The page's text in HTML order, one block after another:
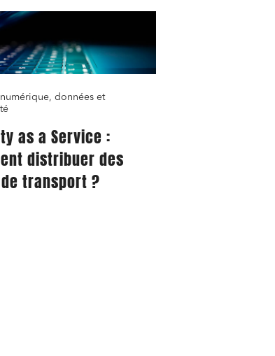
données et
as a Service :
distribuer des
transport ?